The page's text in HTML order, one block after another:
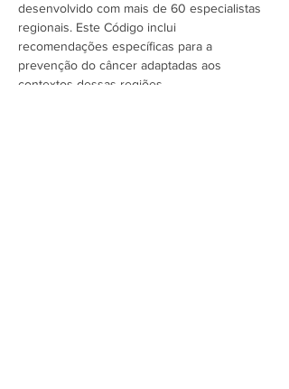
desenvolvido com mais de 60 especialistas
regionais. Este Código inclui
recomendações específicas para a
prevenção do câncer adaptadas aos
contextos dessas regiões.